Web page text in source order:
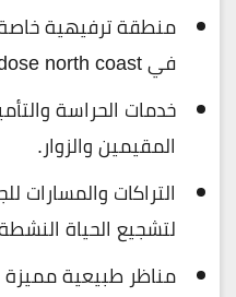
منطقة ترفيهية خاصة
في dose north coast لتسلية الصغار.
خدمات الحراسة
المقيمين والزوار.
التراكات والمسارات
لتشجيع الحياة
مناظر طبيعية مميزة